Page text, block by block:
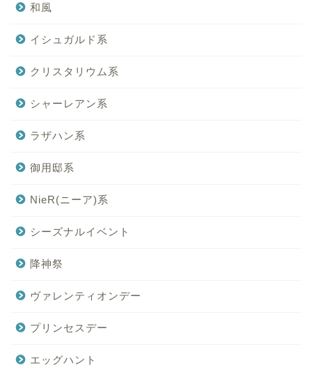
和風
イシュガルド系
クリスタリウム系
シャーレアン系
ラザハン系
御用邸系
NieR(ニーア)系
シーズナルイベント
降神祭
ヴァレンティオンデー
プリンセスデー
エッグハント